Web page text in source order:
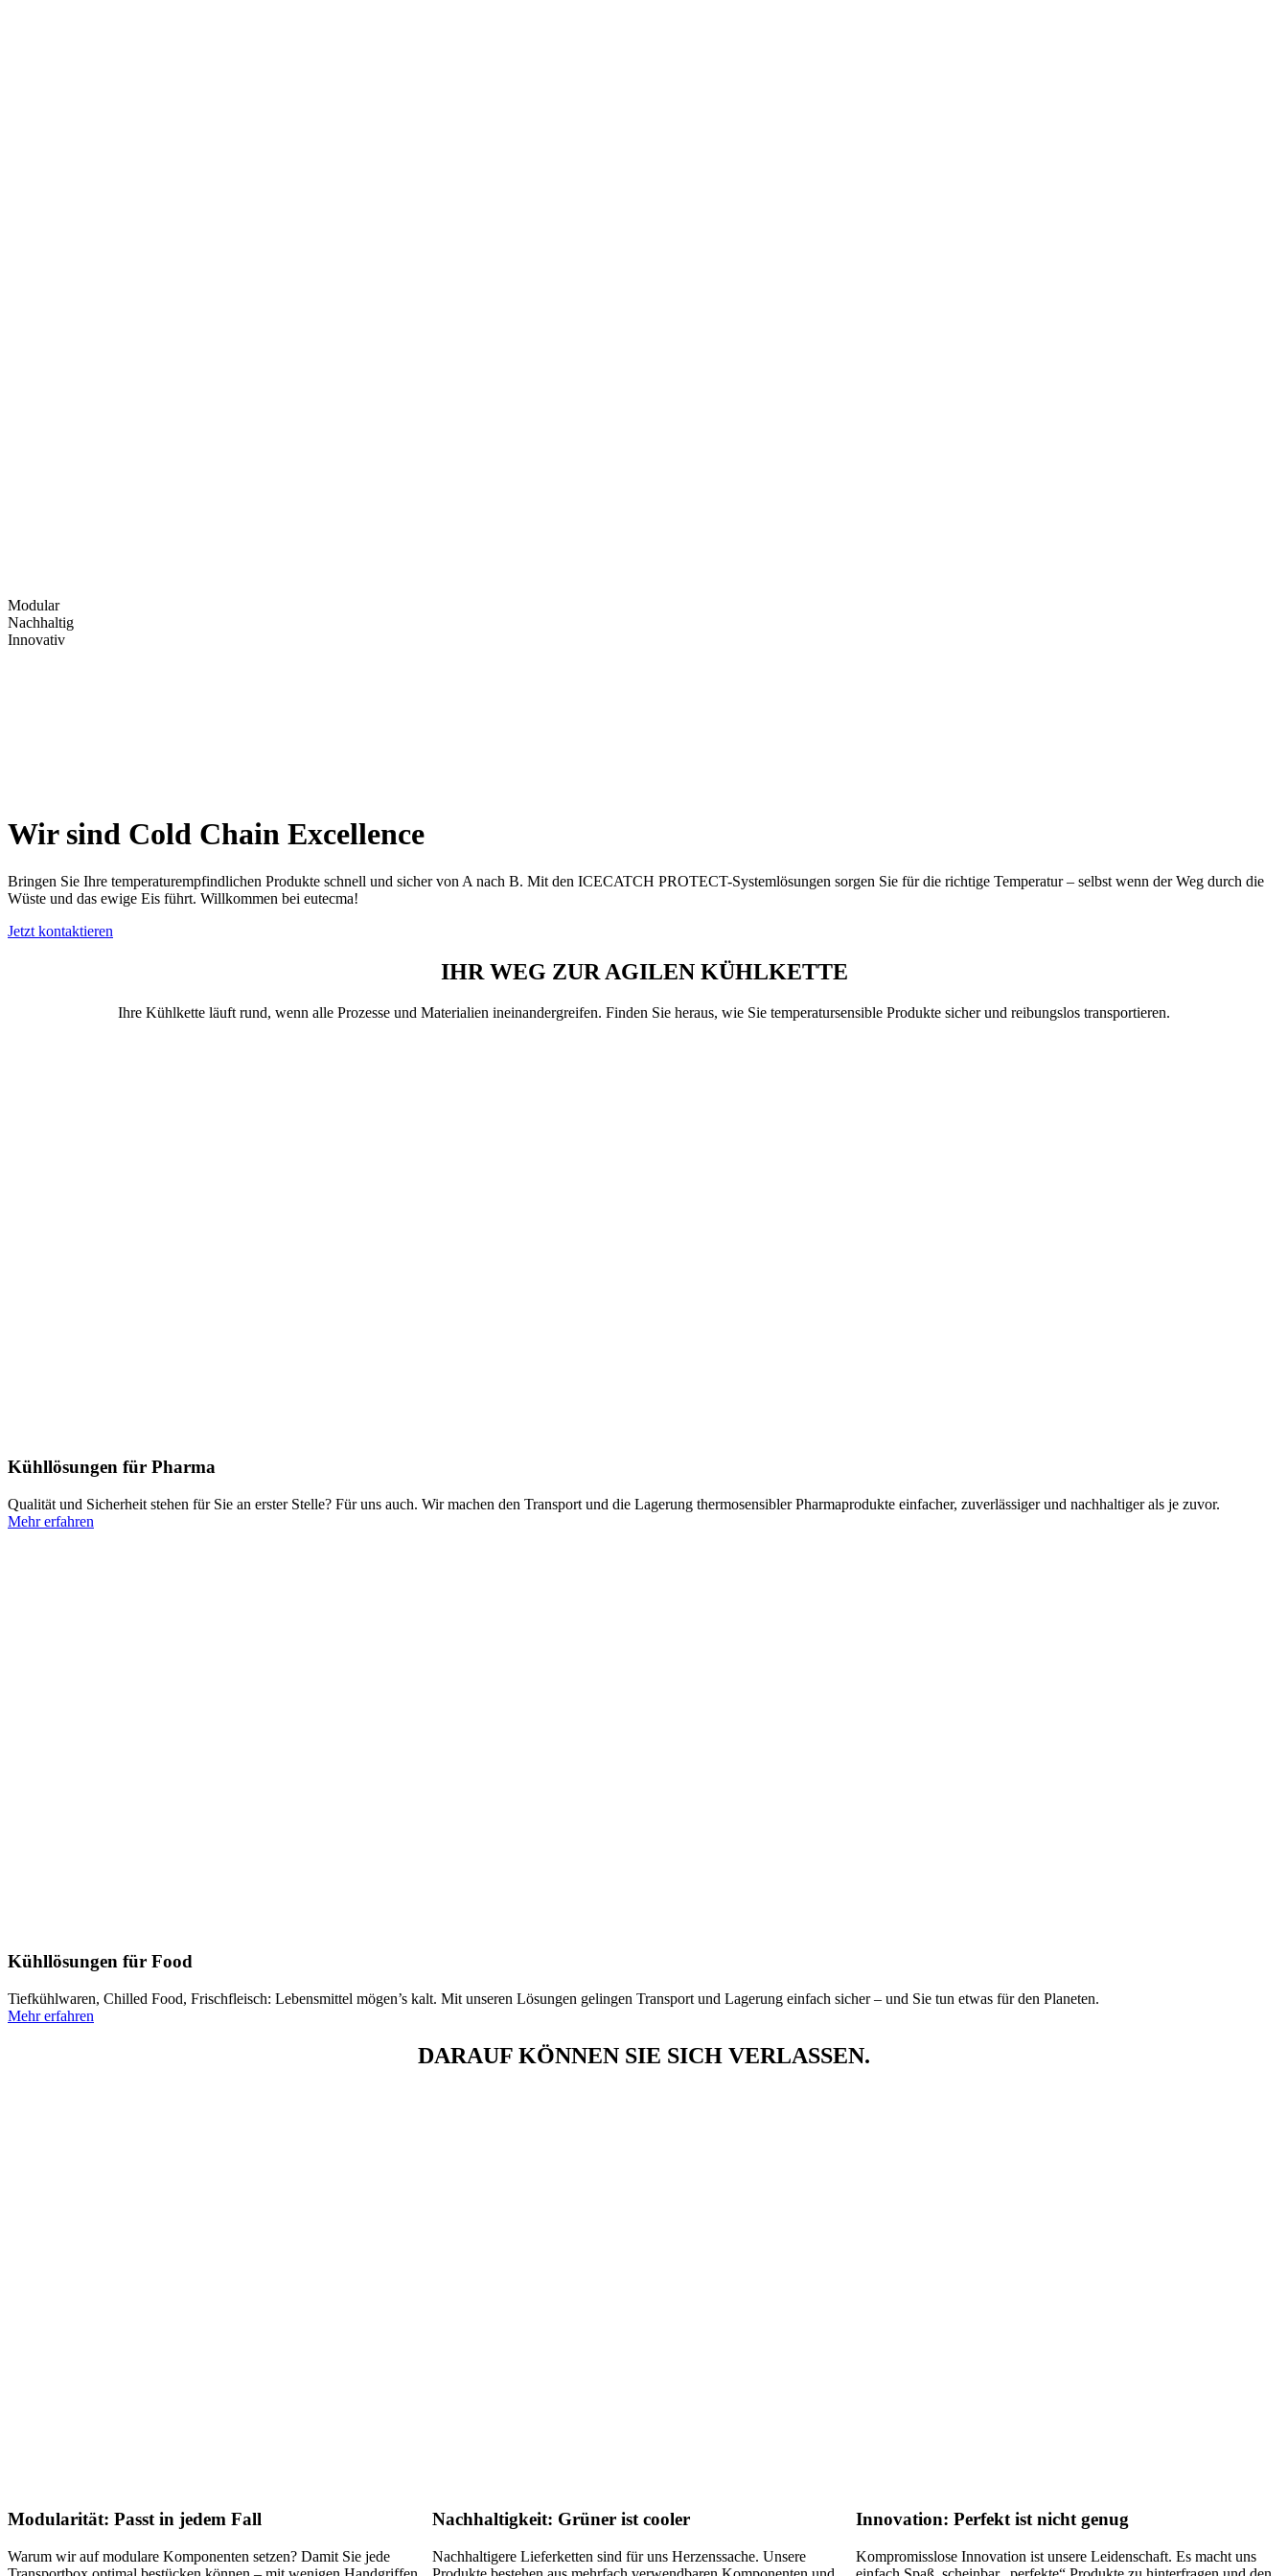
Modular
Nachhaltig
Innovativ
­­­Wir sind Cold Chain Excellence
Bringen Sie Ihre temperaturempfindlichen Produkte schnell und sicher von A nach B. Mit den ICECATCH PROTECT-Systemlösungen sorgen Sie für die richtige Temperatur – selbst wenn der Weg durch die
Wüste und das ewige Eis führt. Willkommen bei eutecma!
Jetzt kontaktieren
IHR WEG ZUR AGILEN KÜHLKETTE
Ihre Kühlkette läuft rund, wenn alle Prozesse und Materialien ineinandergreifen. Finden Sie heraus, wie Sie temperatursensible Produkte sicher und reibungslos transportieren.
Kühllösungen für Pharma
Qualität und Sicherheit stehen für Sie an erster Stelle? Für uns auch. Wir machen den Transport und die Lagerung thermosensibler Pharmaprodukte einfacher, zuverlässiger und nachhaltiger als je zuvor.
Mehr erfahren
Kühllösungen für Food
Tiefkühlwaren, Chilled Food, Frischfleisch: Lebensmittel mögen’s kalt. Mit unseren Lösungen gelingen Transport und Lagerung einfach sicher – und Sie tun etwas für den Planeten.
Mehr erfahren
DARAUF KÖNNEN SIE SICH VERLASSEN.
Modularität: Passt in jedem Fall
Warum wir auf modulare Komponenten setzen? Damit Sie jede
Nachhaltigkeit: Grüner ist cooler
Nachhaltigere Lieferketten sind für uns Herzenssache. Unsere
Innovation: Perfekt ist nicht genug
Kompromisslose Innovation ist unsere Leidenschaft. Es macht uns